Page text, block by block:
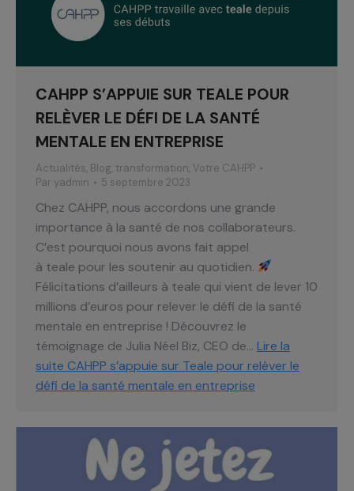
CAHPP S’APPUIE SUR TEALE POUR
RELÈVER LE DÉFI DE LA SANTÉ
MENTALE EN ENTREPRISE
Actualités, Blog, transformation, Votre CAHPP
Par yadmin 5 septembre 2023
Chez CAHPP, nous accordons une grande
importance à la santé de nos collaborateurs.
C’est pourquoi nous avons fait appel
à teale pour les soutenir au quotidien.
Félicitations d’ailleurs à teale qui vient de lever 10
millions d’euros pour relever le défi de la santé
mentale en entreprise ! Découvrez le
témoignage de Julia Néel Biz, CEO de… Lire la
suite CAHPP s’appuie sur Teale pour relèver le
défi de la santé mentale en entreprise